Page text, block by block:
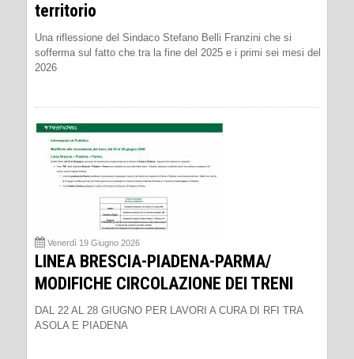
territorio
Una riflessione del Sindaco Stefano Belli Franzini che si
sofferma sul fatto che tra la fine del 2025 e i primi sei mesi del
2026
Venerdì 19 Giugno 2026
LINEA BRESCIA-PIADENA-PARMA/
MODIFICHE CIRCOLAZIONE DEI TRENI
DAL 22 AL 28 GIUGNO PER LAVORI A CURA DI RFI TRA
ASOLA E PIADENA